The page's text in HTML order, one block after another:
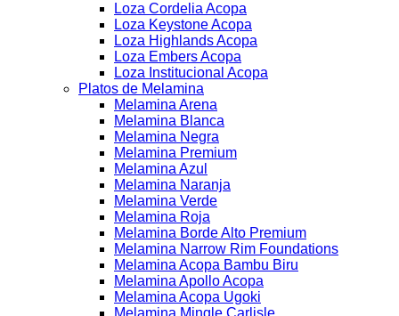
Loza Cordelia Acopa
Loza Keystone Acopa
Loza Highlands Acopa
Loza Embers Acopa
Loza Institucional Acopa
Platos de Melamina
Melamina Arena
Melamina Blanca
Melamina Negra
Melamina Premium
Melamina Azul
Melamina Naranja
Melamina Verde
Melamina Roja
Melamina Borde Alto Premium
Melamina Narrow Rim Foundations
Melamina Acopa Bambu Biru
Melamina Apollo Acopa
Melamina Acopa Ugoki
Melamina Mingle Carlisle